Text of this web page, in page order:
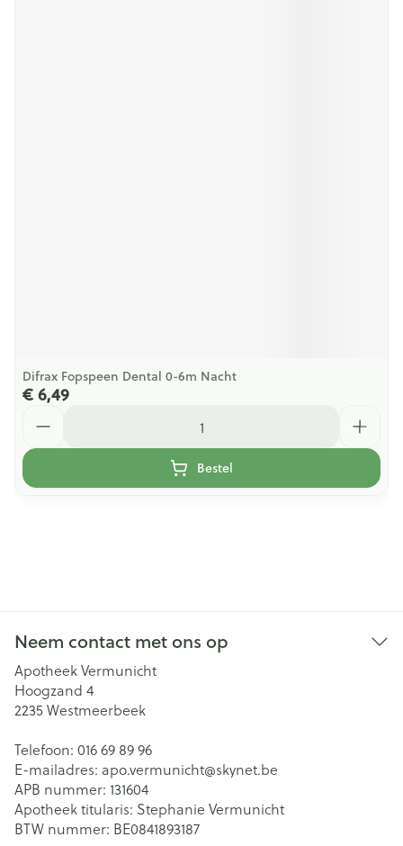
Difrax Fopspeen Dental 0-6m Nacht
€ 6,49
Bestel
Neem contact met ons op
Apotheek Vermunicht
Hoogzand 4
2235Westmeerbeek
Telefoon: 016 69 89 96
E-mailadres: apo.vermunicht@skynet.be
APB nummer: 131604
Apotheek titularis: Stephanie Vermunicht
BTW nummer: BE0841893187